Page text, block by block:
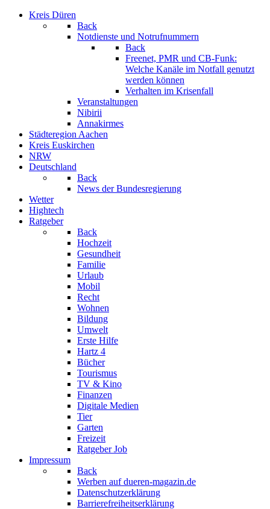
Kreis Düren
Back
Notdienste und Notrufnummern
Back
Freenet, PMR und CB-Funk:
Welche Kanäle im Notfall genutzt
werden können
Verhalten im Krisenfall
Veranstaltungen
Nibirii
Annakirmes
Städteregion Aachen
Kreis Euskirchen
NRW
Deutschland
Back
News der Bundesregierung
Wetter
Hightech
Ratgeber
Back
Hochzeit
Gesundheit
Familie
Urlaub
Mobil
Recht
Wohnen
Bildung
Umwelt
Erste Hilfe
Hartz 4
Bücher
Tourismus
TV & Kino
Finanzen
Digitale Medien
Tier
Garten
Freizeit
Ratgeber Job
Impressum
Back
Werben auf dueren-magazin.de
Datenschutzerklärung
Barrierefreiheitserklärung